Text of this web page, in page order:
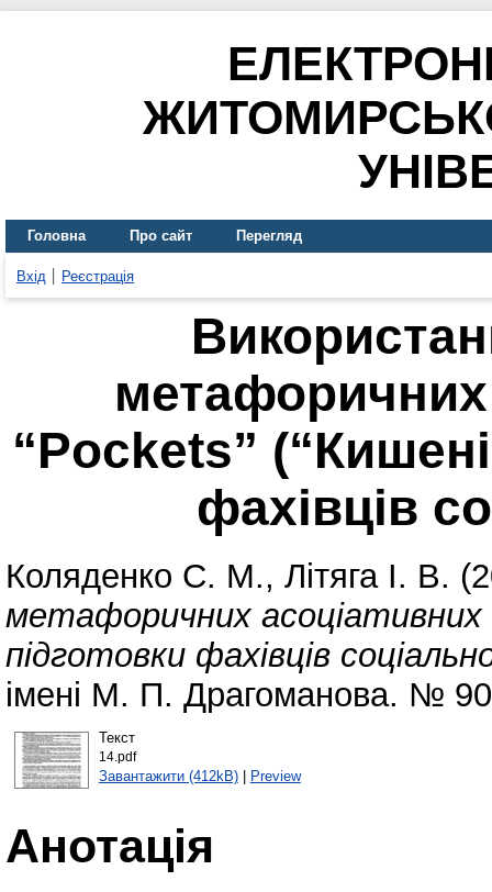
Головна Про сайт Перегляд
Вхід Реєстрація
метафоричних
“Pockets”
фахівців
Коляденко С. М., Літяга І. В.
метафоричних асоціативних
підготовки фахівців
імені М. П. Драгоманова. №
Текст
14.pdf
Завантажити (412kB)| Preview
Анотація